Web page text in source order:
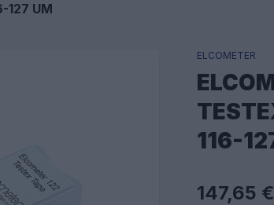
127 UM
ELCOMETER
116-
147,65 €